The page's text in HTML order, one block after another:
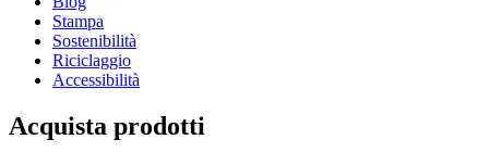
Stampa
Sostenibilità
Riciclaggio
Accessibilità
Acquista prodotti